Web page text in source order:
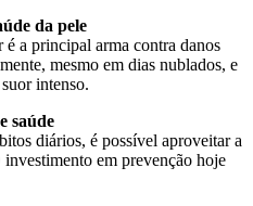
da pele
a principal arma contra danos
mesmo em dias nublados, e
intenso.
saúde
diários, é possível aproveitar a
investimento em prevenção hoje